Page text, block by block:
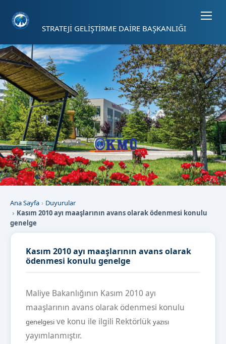
STRATEJİ GELİŞTİRME DAİRE BAŞKANLIĞI
Ana Sayfa
Duyurular
Kasım 2010 ayı maaşlarının avans olarak ödenmesi konulu
genelge
Kasım 2010 ayı maaşlarının avans olarak
ödenmesi konulu genelge
Maliye Bakanlığının Kasım 2010 ayı
maaşlarının avans olarak ödenmesi konulu
genelgesi ve konu ile ilgili Rektörlük yazısı
yayımlanmıştır.